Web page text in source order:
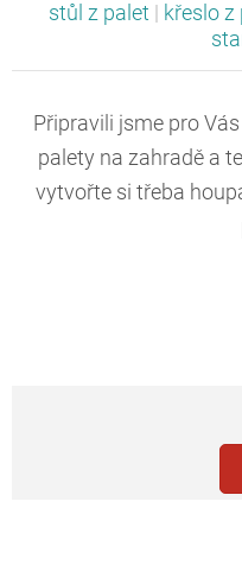
stůl z palet
křeslo z
Připravili jsme pro
palety na zahradě a
vytvořte si třeba